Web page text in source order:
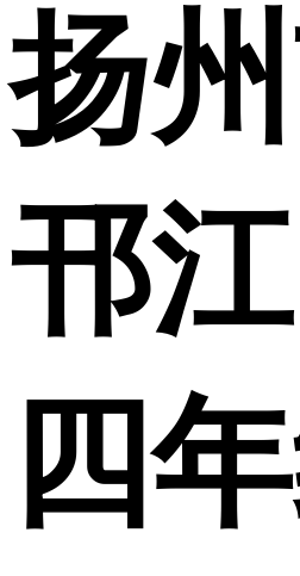
扬
邗
四